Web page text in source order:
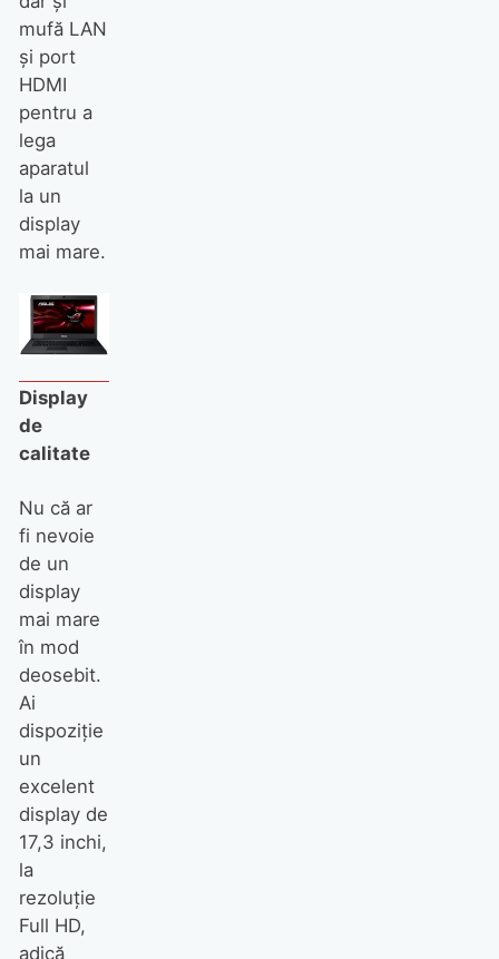
mufă LAN
şi port
HDMI
pentru a
lega
aparatul
la un
display
mai mare.
Display
de
calitate
Nu că ar
fi nevoie
de un
display
mai mare
în mod
deosebit.
Ai
dispoziţie
un
excelent
display de
17,3 inchi,
la
rezoluţie
Full HD,
adică